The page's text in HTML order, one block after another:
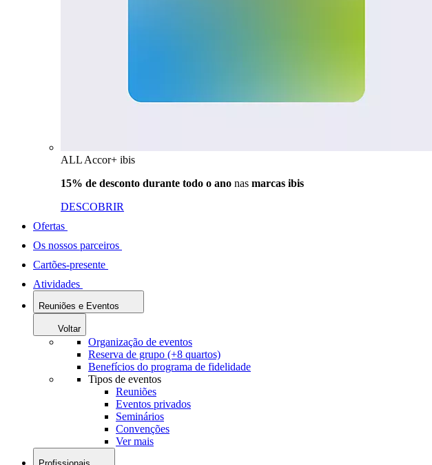
ALL Accor+ ibis
15% de desconto durante todo o ano nas marcas ibis
DESCOBRIR
Ofertas
Os nossos parceiros
Cartões-presente
Atividades
Reuniões e Eventos
Voltar
Organização de eventos
Reserva de grupo (+8 quartos)
Benefícios do programa de fidelidade
Tipos de eventos
Reuniões
Eventos privados
Seminários
Convenções
Ver mais